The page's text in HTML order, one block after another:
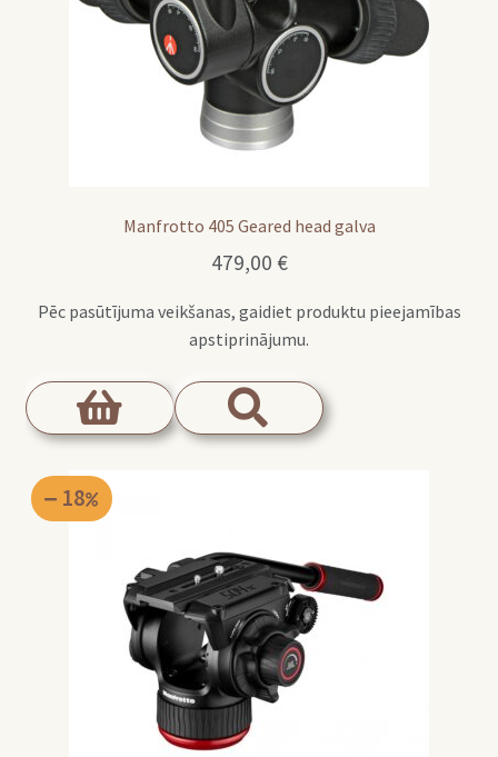
Manfrotto 405 Geared head galva
479,00 €
Pēc pasūtījuma veikšanas, gaidiet produktu pieejamības
apstiprinājumu.
18